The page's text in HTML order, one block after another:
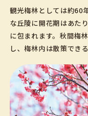
観光梅林としては約60
な丘陵に開花期はあた
に包まれます。秋間梅
し、梅林内は散策でき